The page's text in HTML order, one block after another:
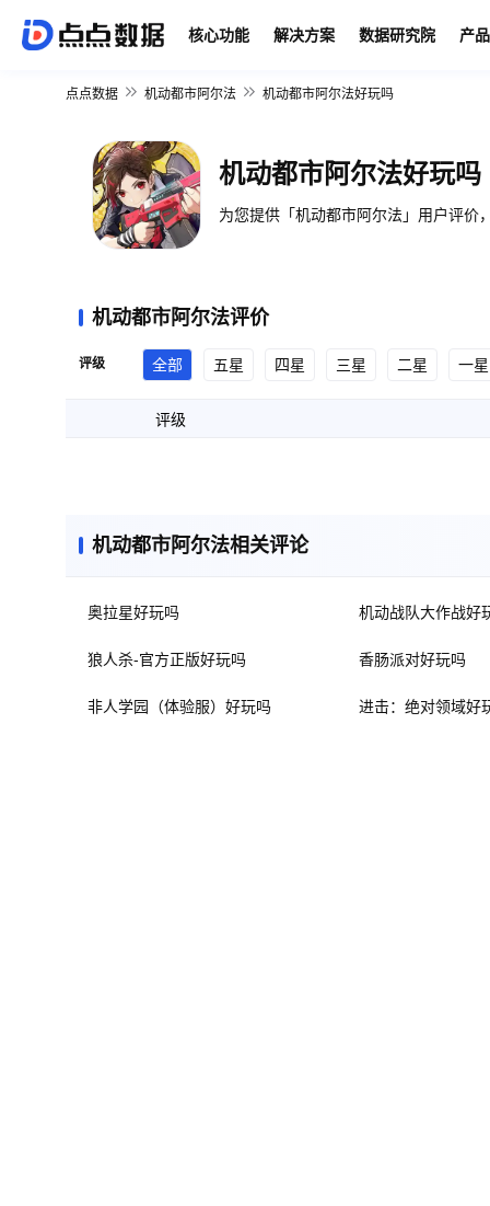
核心功能 解决方案 数据研究院 产
点点数据 机动都市阿尔法 机动都市阿尔法好玩吗
机动都市阿尔法好玩吗
为您提供「机动都市阿尔法」用户评价
机动都市阿尔法评价
评级 全部 五星 四星 三星 二星 一星
评级
机动都市阿尔法相关评论
奥拉星好玩吗 机动战队大作战好
狼人杀-官方正版好玩吗 香肠派对好玩吗
非人学园（体验服）好玩吗 进击：绝对领域好